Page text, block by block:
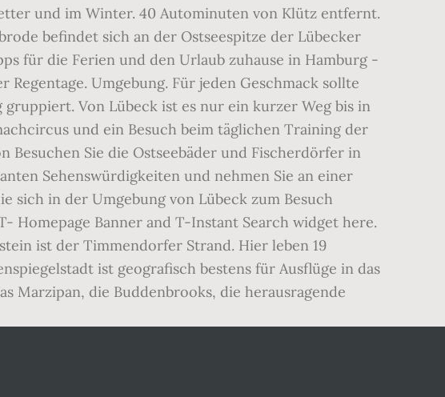
und im Winter. 40 Autominuten von Klütz entfernt.
befindet sich an der Ostseespitze der Lübecker
für die Ferien und den Urlaub zuhause in Hamburg -
Umgebung. Für jeden Geschmack sollte
Von Lübeck ist es nur ein kurzer Weg bis in
und ein Besuch beim täglichen Training der
Besuchen Sie die Ostseebäder und Fischerdörfer in
Sehenswürdigkeiten und nehmen Sie an einer
sich in der Umgebung von Lübeck zum Besuch
Homepage Banner and T-Instant Search widget here.
ist der Timmendorfer Strand. Hier leben 19
ist geografisch bestens für Ausflüge in das
Marzipan, die Buddenbrooks, die herausragende